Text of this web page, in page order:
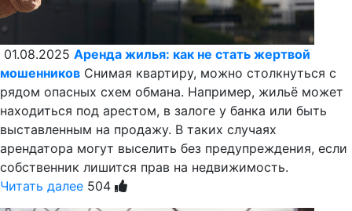
01.08.2025 Аренда жилья: как не стать жертвой
мошенников Снимая квартиру, можно столкнуться с
рядом опасных схем обмана. Например, жильё может
находиться под арестом, в залоге у банка или быть
выставленным на продажу. В таких случаях
арендатора могут выселить без предупреждения, если
собственник лишится прав на недвижимость.
Читать далее 504